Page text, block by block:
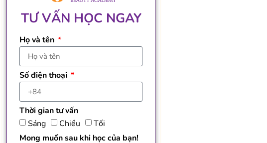
TƯ VẤN HỌC NGAY
Họ và tên
Số điện thoại
Thời gian tư vấn
Sáng
Chiều
Tối
Mong muốn sau khi học của bạn!